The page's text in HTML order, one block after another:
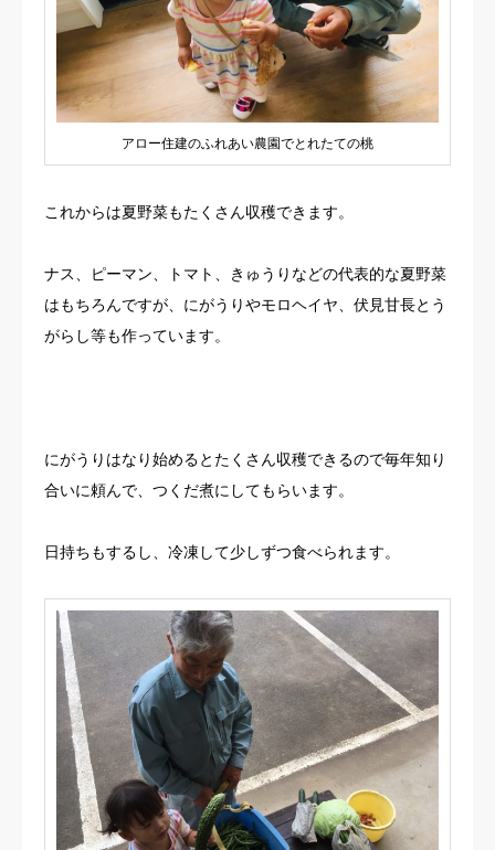
アロー住建のふれあい農園でとれたての桃
これからは夏野菜もたくさん収穫できます。
ナス、ピーマン、トマト、きゅうりなどの代表的な夏野菜
はもちろんですが、にがうりやモロヘイヤ、伏見甘長とう
がらし等も作っています。
にがうりはなり始めるとたくさん収穫できるので毎年知り
合いに頼んで、つくだ煮にしてもらいます。
日持ちもするし、冷凍して少しずつ食べられます。